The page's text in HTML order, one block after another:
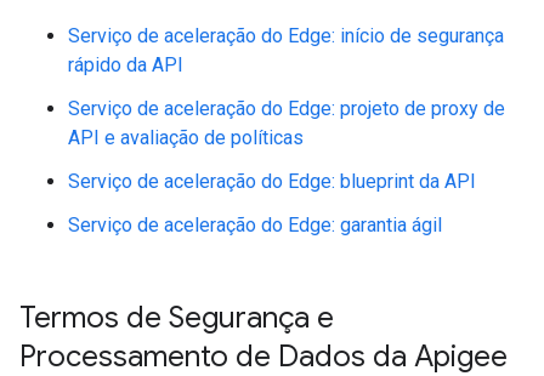
Serviço de aceleração do Edge: início de segurança
rápido da API
Serviço de aceleração do Edge: projeto de proxy de
API e avaliação de políticas
Serviço de aceleração do Edge: blueprint da API
Serviço de aceleração do Edge: garantia ágil
Termos de Segurança e
Processamento de Dados da Apigee